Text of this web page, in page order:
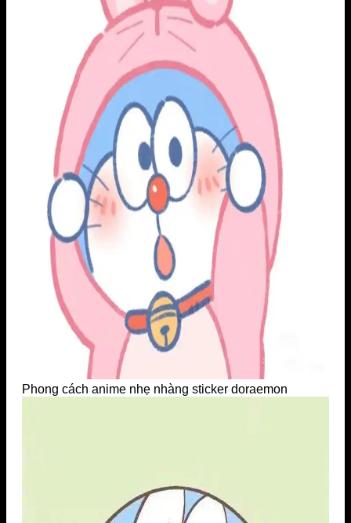
Phong cách anime nhẹ nhàng sticker doraemon